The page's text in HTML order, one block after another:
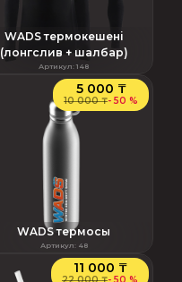
WADS термокешені
(лонгслив + шалбар)
Артикул: 148
5 000 ₸
10 000 ₸- 50 %
WADS термосы
Артикул: 48
11 000 ₸